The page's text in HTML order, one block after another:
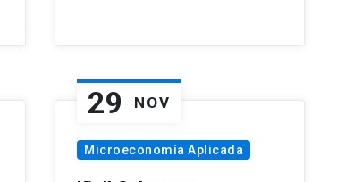
29 NOV
Microeconomía Aplicada